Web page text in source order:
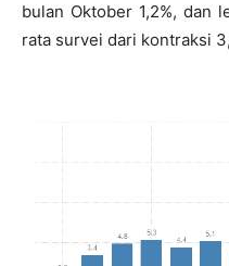
bulan Oktober 1,2%, dan
rata survei dari kontraksi